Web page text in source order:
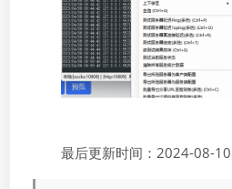
最后更新时间：2024-08-